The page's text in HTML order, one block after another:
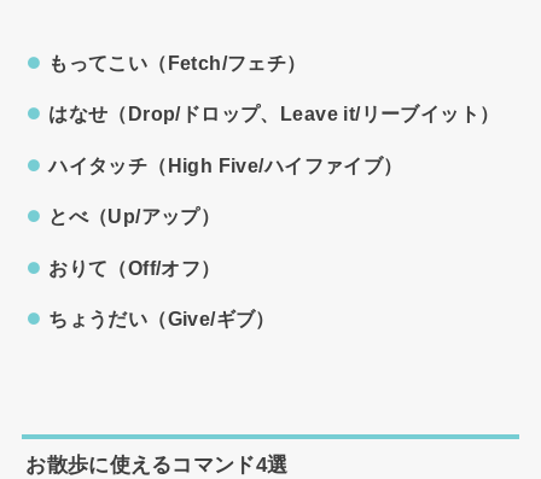
もってこい（Fetch/フェチ）
はなせ（Drop/ドロップ、Leave it/リーブイット）
ハイタッチ（High Five/ハイファイブ）
とべ（Up/アップ）
おりて（Off/オフ）
ちょうだい（Give/ギブ）
お散歩に使えるコマンド4選